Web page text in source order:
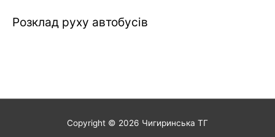
Розклад руху автобусів
Copyright © 2026 Чигиринська ТГ